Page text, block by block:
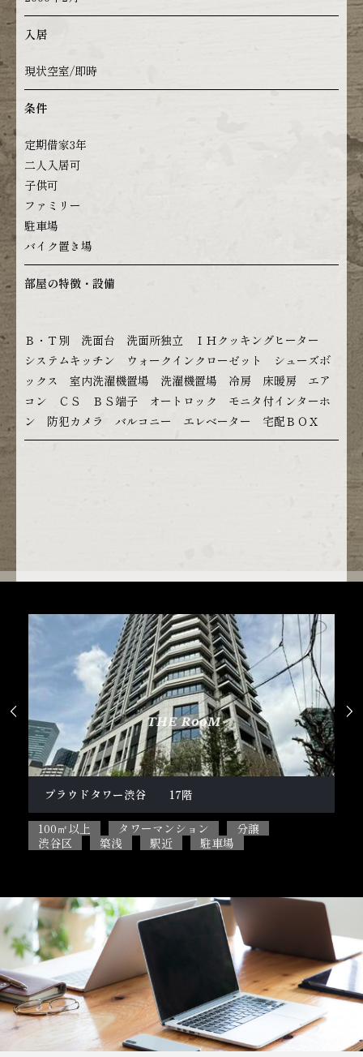
入居
現状空室/即時
条件
定期借家3年
二人入居可
子供可
ファミリー
駐車場
バイク置き場
部屋の特徴・設備
Ｂ・Ｔ別 洗面台 洗面所独立 ＩＨクッキングヒーター
システムキッチン ウォークインクローゼット シューズボ
ックス 室内洗濯機置場 洗濯機置場 冷房 床暖房 エア
コン ＣＳ ＢＳ端子 オートロック モニタ付インターホ
ン 防犯カメラ バルコニー エレベーター 宅配ＢＯＸ
柿の木坂１丁目戸建
100㎡以上 5SLDK
ペット相談可能
目黒区
閑静な住宅街 駐車場
 